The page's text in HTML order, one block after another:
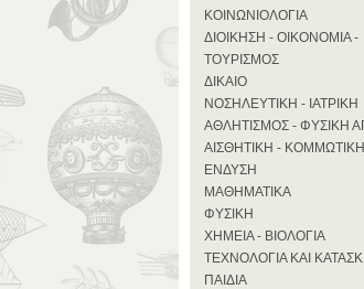
ΚΟΙΝΩΝΙΟΛΟΓΙΑ
ΔΙΟΙΚΗΣΗ - ΟΙΚΟΝΟΜΙΑ -
ΤΟΥΡΙΣΜΟΣ
ΔΙΚΑΙΟ
ΝΟΣΗΛΕΥΤΙΚΗ - ΙΑΤΡΙΚΗ
ΑΘΛΗΤΙΣΜΟΣ - ΦΥΣΙΚΗ
ΑΙΣΘΗΤΙΚΗ -
ΕΝΔΥΣΗ
ΜΑΘΗΜΑΤΙΚΑ
ΦΥΣΙΚΗ
ΧΗΜΕΙΑ - ΒΙΟΛΟΓΙΑ
ΤΕΧΝΟΛΟΓΙΑ ΚΑΙ
ΠΑΙΔΙΑ